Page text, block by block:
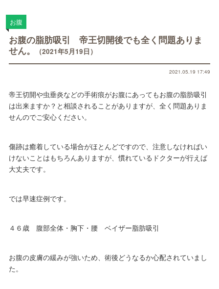
お腹の脂肪吸引 帝王切開後でも全く問題ありま
せん。
（2021年5月19日）
お腹
2021.05.19 17:49
帝王切開や虫垂炎などの手術痕がお腹にあってもお腹の脂肪吸引
は出来ますか？と相談されることがありますが、全く問題ありま
せんのでご安心ください。
傷跡は癒着している場合がほとんどですので、注意しなければい
けないことはもちろんありますが、慣れているドクターが行えば
大丈夫です。
では早速症例です。
４６歳 腹部全体・胸下・腰 ベイザー脂肪吸引
お腹の皮膚の緩みが強いため、術後どうなるか心配されていまし
た。